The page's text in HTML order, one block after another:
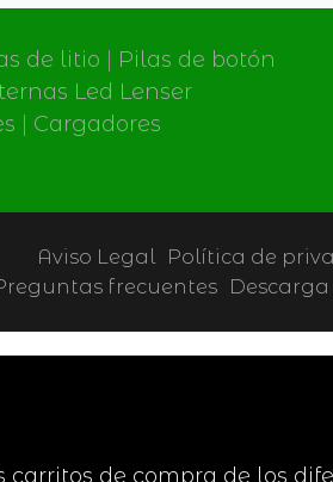
de litio
Pilas de botón
Led Lenser
Cargadores
Aviso Legal Política de
frecuentes
de compra de los